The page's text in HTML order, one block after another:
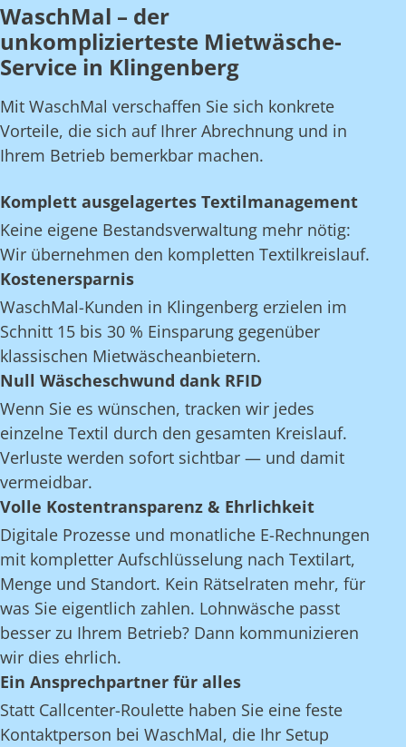
WaschMal – der
unkomplizierteste Mietwäsche-
Service in Klingenberg
Mit WaschMal verschaffen Sie sich konkrete
Vorteile, die sich auf Ihrer Abrechnung und in
Ihrem Betrieb bemerkbar machen.
Komplett ausgelagertes Textilmanagement
Keine eigene Bestandsverwaltung mehr nötig:
Wir übernehmen den kompletten Textilkreislauf.
Kostenersparnis
WaschMal-Kunden in Klingenberg erzielen im
Schnitt 15 bis 30 % Einsparung gegenüber
klassischen Mietwäscheanbietern.
Null Wäscheschwund dank RFID
Wenn Sie es wünschen, tracken wir jedes
einzelne Textil durch den gesamten Kreislauf.
Verluste werden sofort sichtbar — und damit
vermeidbar.
Volle Kostentransparenz & Ehrlichkeit
Digitale Prozesse und monatliche E-Rechnungen
mit kompletter Aufschlüsselung nach Textilart,
Menge und Standort. Kein Rätselraten mehr, für
was Sie eigentlich zahlen. Lohnwäsche passt
besser zu Ihrem Betrieb? Dann kommunizieren
wir dies ehrlich.
Ein Ansprechpartner für alles
Statt Callcenter-Roulette haben Sie eine feste
Kontaktperson bei WaschMal, die Ihr Setup